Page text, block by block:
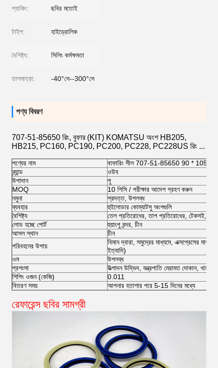
প্যাকিং: ছবির মতোই
টাইপ: হাইড্রোলিক
বৈশিষ্ট্য: সিলিং কর্মক্ষমতা
তাপমাত্রা: -40°সে--300°সে
পণ্য বিবরণ
707-51-85650 রিং, বুফার (KIT) KOMATSU অংশ HB205,
HB215, PC160, PC190, PC200, PC228, PC228US রিং ...
পণ্যের নাম
বাফারিং সীল 707-51-85650 90 * 105.5 *
ব্র্যান্ড
ওউব
উপাদান
পু
MOQ
10 পিসি / পরীক্ষার আদেশ গ্রহণ করুন
নমুনা
প্রদত্ত, উপলব্ধ
ব্যবহার
হুইলোডার কোম্যাটসু অংশগুলি
বৈশিষ্ট্য
তেল প্রতিরোধের, তাপ প্রতিরোধের, টেকসই, সীল
লোড হচ্ছে পোর্ট
হুয়াংপু বন্দর, চীন
আসল স্থান
চীন
পরিবহনের উপায়
বিমান দ্বারা, সমুদ্রের মাধ্যমে, এক্সপ্রেসের
ইত্যাদি)
ওম
উপলব্ধ
প্রশংসা
উত্পাদন উদ্ভিদ, যন্ত্রপাতি মেরামত দোকান,
শিপিং ওজন (কেজি)
0.011
বিতরণ সময়
আপনার হতাশার পরে 5-15 দিনের মধ্যে
রেফারেন্স ছবির সামগ্রী